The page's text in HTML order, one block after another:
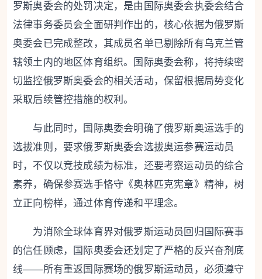
罗斯奥委会的处罚决定，是由国际奥委会执委会结合
法律事务委员会全面研判作出的，核心依据为俄罗斯
奥委会已完成整改，其成员名单已剔除所有乌克兰管
辖领土内的地区体育组织。国际奥委会称，将持续密
切监控俄罗斯奥委会的相关活动，保留根据局势变化
采取后续管控措施的权利。
与此同时，国际奥委会明确了俄罗斯奥运选手的
选拔准则，要求俄罗斯奥委会选拔奥运参赛运动员
时，不仅以竞技成绩为标准，还要考察运动员的综合
素养，确保参赛选手恪守《奥林匹克宪章》精神，树
立正向榜样，通过体育传递和平理念。
为消除全球体育界对俄罗斯运动员回归国际赛事
的信任顾虑，国际奥委会还划定了严格的反兴奋剂底
线——所有重返国际赛场的俄罗斯运动员，必须遵守